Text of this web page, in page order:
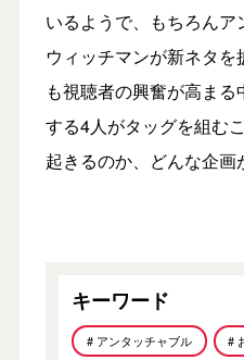
いるようで、もちろん
ウィッチマンが新ネタを
も視聴者の興奮が高ま
する4人がタッグを組む
起きるのか、どんな企画
キーワード
# アンタッチャブル #